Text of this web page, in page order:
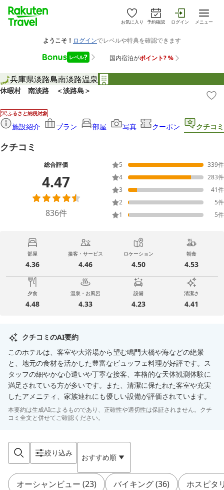
お気に入り 予約確認 ログイン メニュー
兵庫県淡路島南淡路温泉
休暇村 南淡路 ＜淡路島＞
ふるさと納税対象
施設紹介 プラン 部屋 写真 クーポン クチコミ
クチコミ
総合評価
4.47
836件
5 339件
4
283件
3
41件
2
5件
1
5件
部屋
4.36
接客・サービス
4.46
ロケーション
4.50
朝食
4.53
夕食
4.48
温泉・お風呂
4.33
設備
4.23
清潔さ
4.41
クチコミのAI要約
このホテルは、客室や大浴場から望む鳴門大橋や海などの絶景
と、地元の食材を活かした豊富なビュッフェ料理が好評です。ス
タッフの細やかな心遣いや丁寧な接客、本格的な天体観測体験に
満足されている方が多いです。また、清潔に保たれた客室や充実
したアメニティ、家族連れにも優しい設備が評価されています。
本要約は生成AIによるものであり、正確性や適切性は保証されません。クチ
コミ全文と併せてご確認ください。
絞り込み おすすめ順
オーシャンビュー (23) バイキング(36) ホスピタ